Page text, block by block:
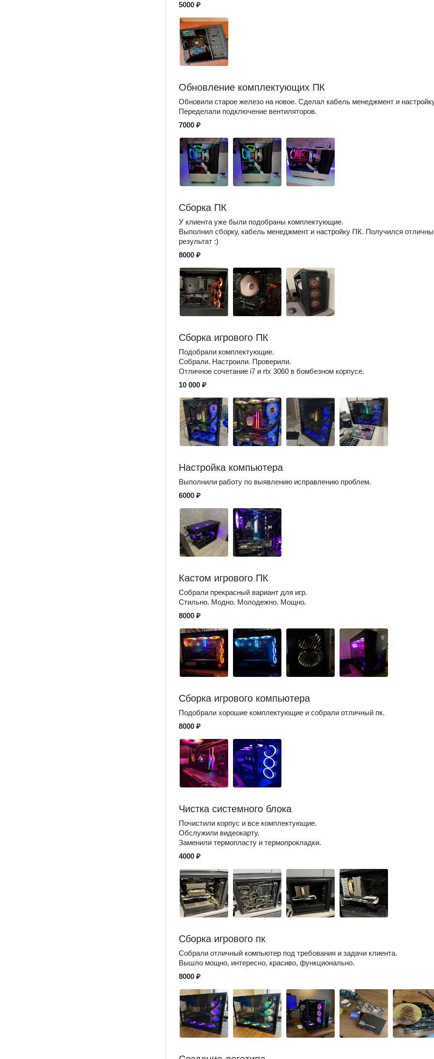
5000 ₽
Обновление комплектующих ПК
Обновили старое железо на новое. Сделал кабель менеджмент и
Переделали подключение вентиляторов.
7000 ₽
Сборка ПК
У клиента уже были подобраны комплектующие.
Выполнил сборку, кабель менеджмент и настройку ПК. Получился
результат :)
8000 ₽
Сборка игрового ПК
Подобрали комплектующие.
Собрали. Настроили. Проверили.
Отличное сочетание i7 и rtx 3060 в бомбезном корпусе.
10 000 ₽
Настройка компьютера
Выполнили работу по выявлению исправлению проблем.
6000 ₽
Кастом игрового ПК
Собрали прекрасный вариант для игр.
Стильно. Модно. Молодежно. Мощно.
8000 ₽
Сборка игрового компьютера
Подобрали хорошие комплектующие и собрали отличный пк.
8000 ₽
Чистка системного блока
Почистили корпус и все комплектующие.
Обслужили видеокарту.
Заменили термопласту и термопрокладки.
4000 ₽
Сборка игрового пк
Собрали отличный компьютер под требования и задачи клиента.
Вышло мощно, интересно, красиво, функционально.
8000 ₽